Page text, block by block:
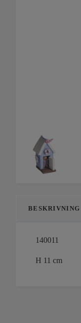
BESKRIVNING
140011
H 11 cm